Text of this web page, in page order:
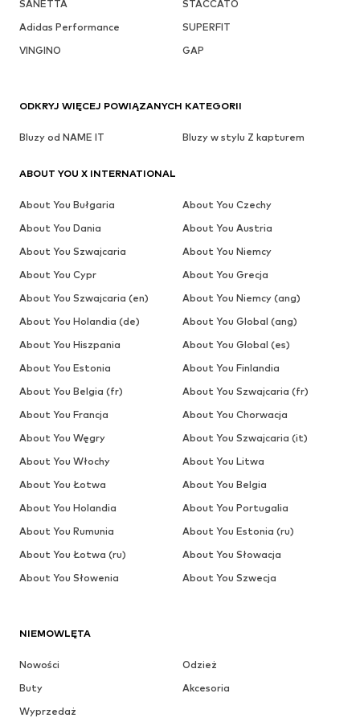
SANETTA
STACCATO
Adidas Performance
SUPERFIT
VINGINO
GAP
NIEMOWLĘTA
Nowości
Odzież
Buty
Akcesoria
Wyprzedaż
ODKRYJ WIĘCEJ POWIĄZANYCH KATEGORII
Bluzy od NAME IT Bluzy w stylu Z kapturem
ABOUT YOU X INTERNATIONAL
About You Bułgaria
About You Czechy
About You Dania
About You Austria
About You Szwajcaria
About You Niemcy
About You Cypr
About You Grecja
About You Szwajcaria (en)
About You Niemcy (ang)
About You Holandia (de)
About You Global (ang)
About You Hiszpania
About You Global (es)
About You Estonia
About You Finlandia
About You Belgia (fr)
About You Szwajcaria (fr)
About You Francja
About You Chorwacja
About You Węgry
About You Szwajcaria (it)
About You Włochy
About You Litwa
About You Łotwa
About You Belgia
About You Holandia
About You Portugalia
About You Rumunia
About You Estonia (ru)
About You Łotwa (ru)
About You Słowacja
About You Słowenia
About You Szwecja